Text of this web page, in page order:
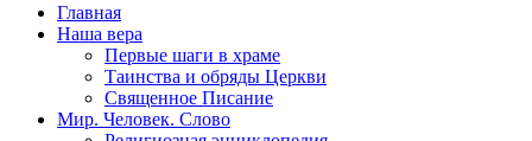
Главная
Наша вера
Первые шаги в храме
Таинства и обряды Церкви
Священное Писание
Мир. Человек. Слово